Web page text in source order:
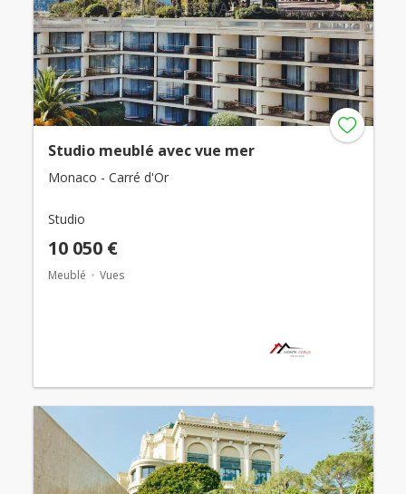
Studio meublé avec vue mer
Monaco - Carré d'Or
Studio
10 050 €
Meublé Vues